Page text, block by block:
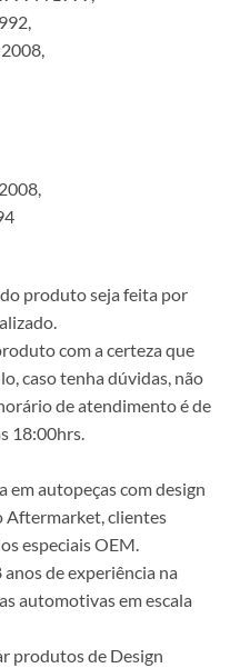
produto seja feita por
com a certeza que
caso tenha dúvidas, não
de atendimento é de
18:00hrs.
autopeças com design
Aftermarket, clientes
especiais OEM.
de experiência na
automotivas em escala
produtos de Design